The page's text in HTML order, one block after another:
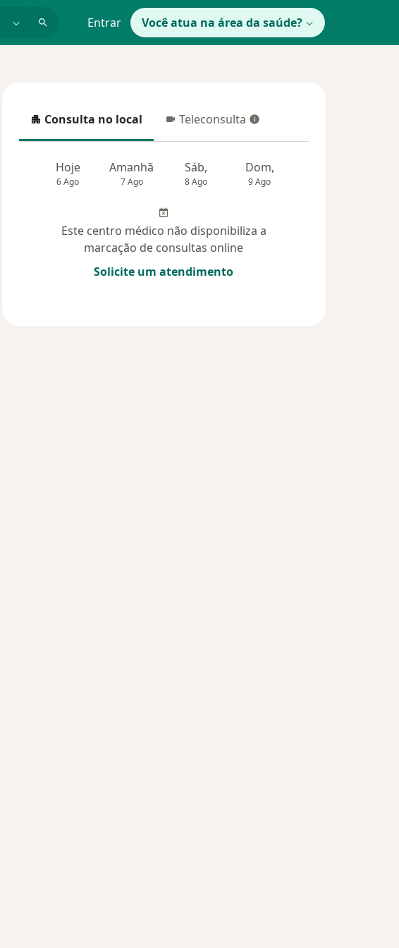
Entrar Você atua na área da saúde?
Consulta no local
Consulta no local Teleconsulta
Teleconsulta
Hoje
6 Ago
Amanhã
7 Ago
Sáb,
8 Ago
Dom,
9 Ago
Este centro médico não disponibiliza a
marcação de consultas online
Solicite um atendimento